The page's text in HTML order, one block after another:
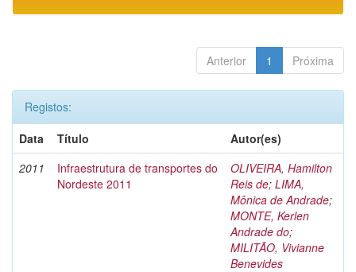
Anterior 1 Próxima
Registos:
Data
Título
Autor(es)
2011
Infraestrutura de transportes do
Nordeste 2011
OLIVEIRA, Hamilton
Reis de; LIMA,
Mônica de Andrade;
MONTE, Kerlen
Andrade do;
MILITÃO, Vivianne
Benevides